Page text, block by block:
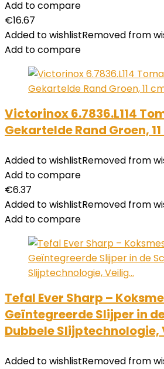
Add to compare
€16.67
Added to wishlistRemoved from
Add to compare
Victorinox 6.7836.L114
Gekartelde Rand Groen,
Added to wishlistRemoved from
Add to compare
€6.37
Added to wishlistRemoved from
Add to compare
Tefal Ever Sharp –
Geïntegreerde Slijper in
Dubbele Slijptechnologie,
Added to wishlistRemoved from